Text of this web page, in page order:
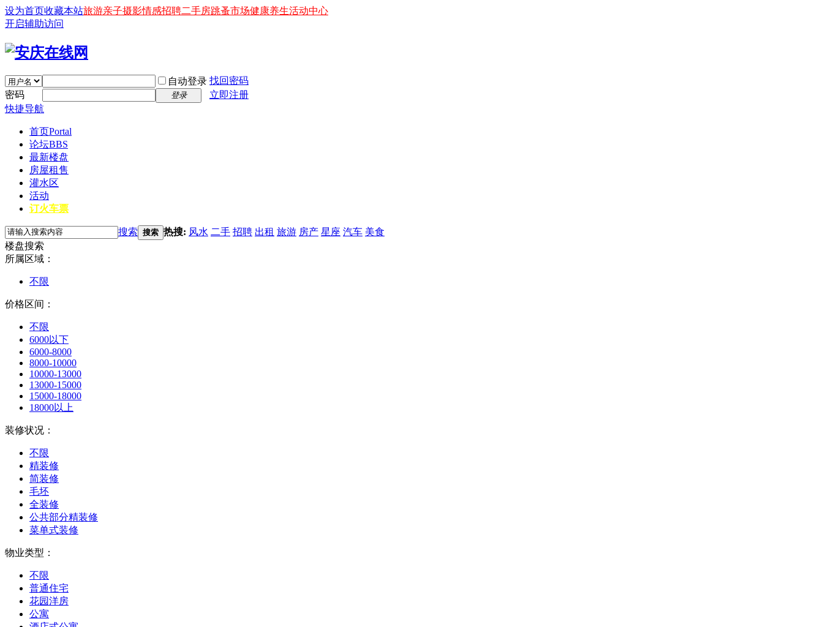
设为首页收藏本站旅游亲子摄影情感招聘二手房跳蚤市场健康养生活动中心
开启辅助访问
自动登录 找回密码
密码
登录
立即注册
快捷导航
首页Portal
论坛BBS
最新楼盘
房屋租售
灌水区
活动
订火车票
搜索 搜索 热搜: 风水 二手 招聘 出租 旅游 房产 星座 汽车 美食
楼盘搜索
所属区域：
不限
价格区间：
不限
6000以下
6000-8000
8000-10000
10000-13000
13000-15000
15000-18000
18000以上
装修状况：
不限
精装修
简装修
毛坯
全装修
公共部分精装修
菜单式装修
物业类型：
不限
普通住宅
花园洋房
公寓